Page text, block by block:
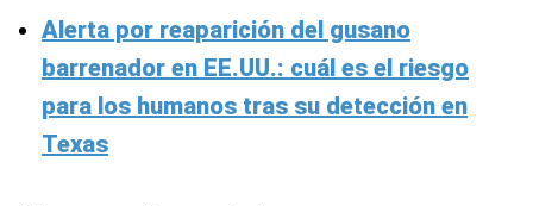
Alerta por reaparición del gusano
barrenador en EE.UU.: cuál es el riesgo
para los humanos tras su detección en
Texas